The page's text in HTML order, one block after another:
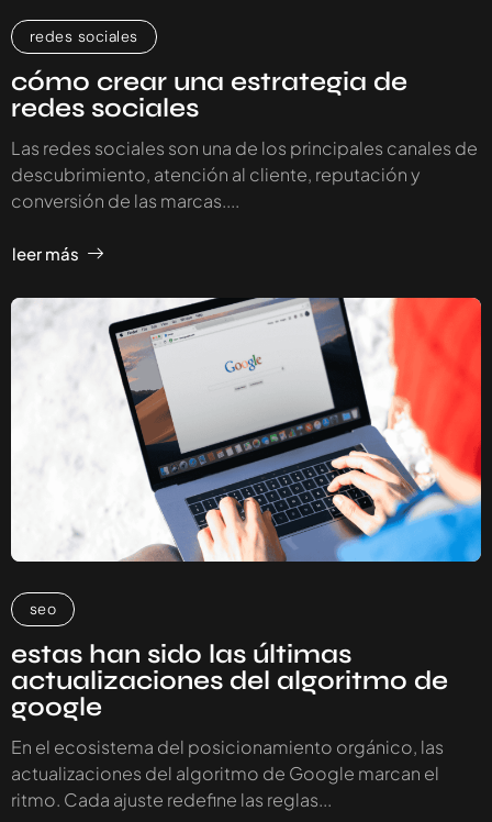
redes sociales
cómo crear una estrategia de
redes sociales
Las redes sociales son una de los principales canales de
descubrimiento, atención al cliente, reputación y
conversión de las marcas....
leer más
seo
estas han sido las últimas
actualizaciones del algoritmo de
google
En el ecosistema del posicionamiento orgánico, las
actualizaciones del algoritmo de Google marcan el
ritmo. Cada ajuste redefine las reglas...